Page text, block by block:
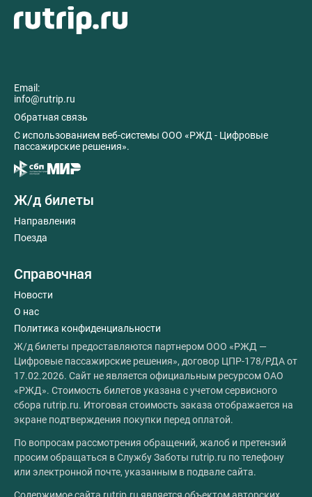
Email:
info@rutrip.ru
Обратная связь
C использованием веб-системы ООО «РЖД - Цифровые
пассажирские решения».
Ж/д билеты
Направления
Поезда
Справочная
Новости
О нас
Политика конфиденциальности
Ж/д билеты предоставляются партнером ООО «РЖД —
Цифровые пассажирские решения», договор ЦПР-178/РДА от
17.02.2026. Сайт не является официальным ресурсом ОАО
«РЖД». Стоимость билетов указана с учетом сервисного
сбора rutrip.ru. Итоговая стоимость заказа отображается на
экране подтверждения покупки перед оплатой.
По вопросам рассмотрения обращений, жалоб и претензий
просим обращаться в Службу Заботы rutrip.ru по телефону
или электронной почте, указанным в подвале сайта.